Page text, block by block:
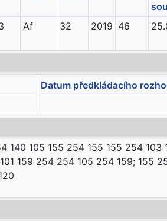
Af 32 2019 46
Datum předkládacího
140 105 155 254 155 155 254
159 254 254 105 254 159; 155